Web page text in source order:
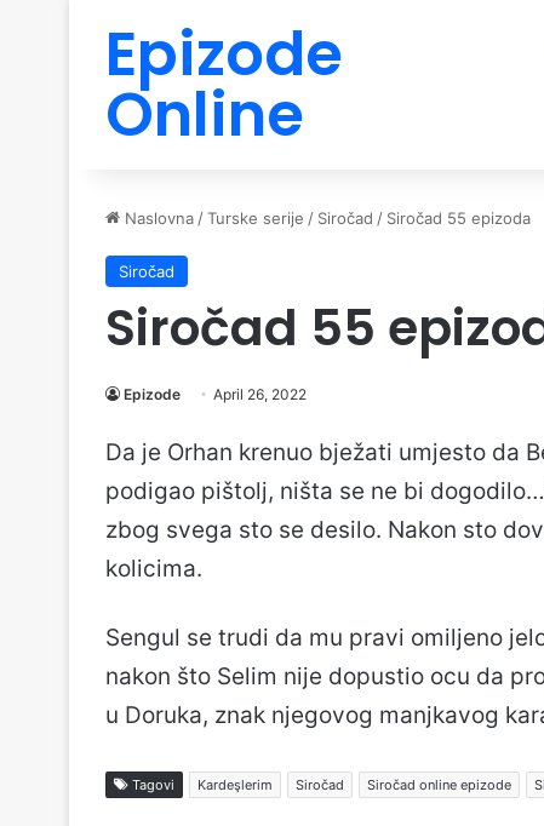
Epizode
Online
Naslovna /Turske serije / Siročad / Siročad 55 epizoda
Siročad
Siročad 55
Epizode April 26, 2022
Da je Orhan krenuo bježati umjesto da
podigao pištolj, ništa se ne bi
zbog svega sto se desilo. Nakon sto
kolicima.
Sengul se trudi da mu pravi omiljeno
nakon što Selim nije dopustio ocu da
u Doruka, znak njegovog manjkavog
Tagovi Kardeşlerim Siročad Siročad online epizode